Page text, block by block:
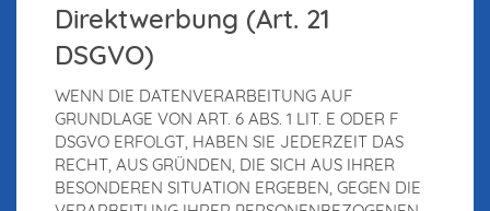
Direktwerbung (Art. 21
DSGVO)
WENN DIE DATENVERARBEITUNG AUF
GRUNDLAGE VON ART. 6 ABS. 1 LIT. E ODER F
DSGVO ERFOLGT, HABEN SIE JEDERZEIT DAS
RECHT, AUS GRÜNDEN, DIE SICH AUS IHRER
BESONDEREN SITUATION ERGEBEN, GEGEN DIE